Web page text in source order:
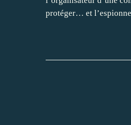
protéger… et